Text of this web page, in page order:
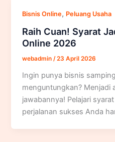
Bisnis Online, Peluang Usaha
Raih Cuan! Syarat
Online 2026
webadmin/23 April 2026
Ingin punya bisnis
menguntungkan? Menjadi
jawabannya! Pelajari
perjalanan sukses Anda